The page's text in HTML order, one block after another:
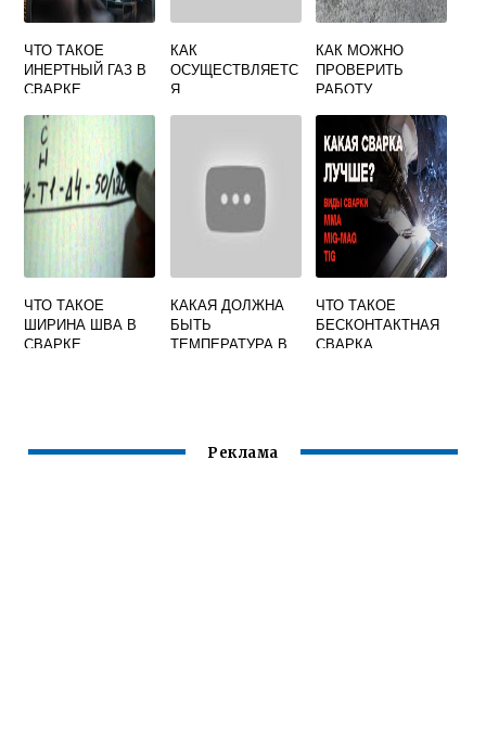
ЧТО ТАКОЕ
ИНЕРТНЫЙ ГАЗ В
СВАРКЕ
КАК
ОСУЩЕСТВЛЯЕТС
Я
ТРАНСФОРМАТОР
Е ГРУБОЕ
КАК МОЖНО
ПРОВЕРИТЬ
РАБОТУ
СВАРОЧНОЙ
ГОРЕЛКИ
ЧТО ТАКОЕ
ШИРИНА ШВА В
СВАРКЕ
КАКАЯ ДОЛЖНА
БЫТЬ
ТЕМПЕРАТУРА В
ЧТО ТАКОЕ
БЕСКОНТАКТНАЯ
СВАРКА
Реклама